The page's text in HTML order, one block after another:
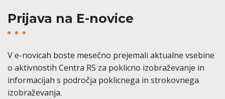
Prijava na E-novice
V e-novicah boste mesečno prejemali aktualne vsebine
o aktivnostih Centra RS za poklicno izobraževanje in
informacijah s področja poklicnega in strokovnega
izobraževanja.